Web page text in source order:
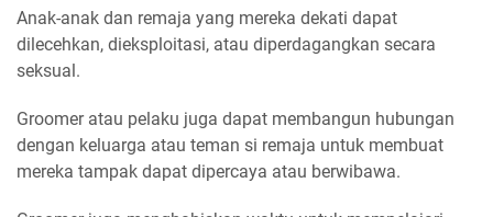
Anak-anak dan remaja yang mereka dekati dapat
dilecehkan, dieksploitasi, atau diperdagangkan secara
seksual.
Groomer atau pelaku juga dapat membangun hubungan
dengan keluarga atau teman si remaja untuk membuat
mereka tampak dapat dipercaya atau berwibawa.